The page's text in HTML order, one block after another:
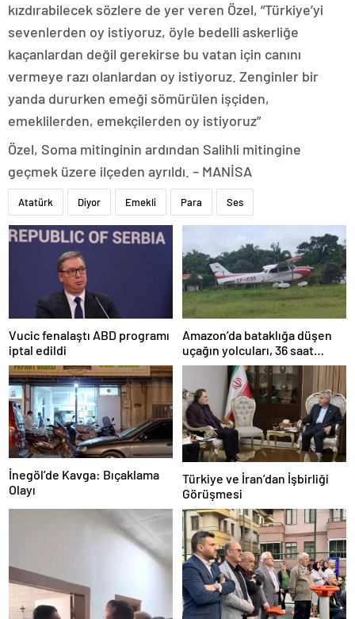
kızdırabilecek sözlere de yer veren Özel, “Türkiye’yi
sevenlerden oy istiyoruz, öyle bedelli askerliğe
kaçanlardan değil gerekirse bu vatan için canını
vermeye razı olanlardan oy istiyoruz. Zenginler bir
yanda dururken emeği sömürülen işçiden,
emeklilerden, emekçilerden oy istiyoruz”
Özel, Soma mitinginin ardından Salihli mitingine
geçmek üzere ilçeden ayrıldı. – MANİSA
Atatürk Diyor Emekli Para Ses
Vucic fenalaştı ABD programı
iptal edildi
Amazon’da bataklığa düşen
uçağın yolcuları, 36 saat
kurtarılmayı bekledi
İnegöl’de Kavga: Bıçaklama
Olayı
Türkiye ve İran’dan İşbirliği
Görüşmesi